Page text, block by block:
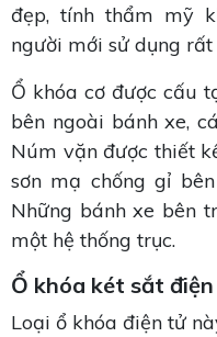
đẹp, tính thẩm mỹ
người mới sử dụng
Ổ khóa cơ được cấu
bên ngoài bánh xe,
Núm vặn được thiết
sơn mạ chống gỉ
Những bánh xe bên
một hệ thống trục.
Ổ khóa két sắt
Loại ổ khóa điện tử